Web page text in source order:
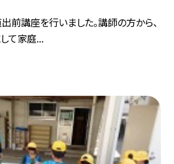
前講座を行いました。講師の方から、
て家庭...